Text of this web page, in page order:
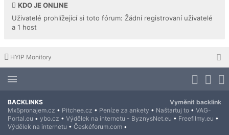
KDO JE ONLINE
Uživatelé prohlížející si toto fórum: Žádní registrovaní uživatelé
a 1 host
HYIP Monitory
BACKLINKS
Vyměnit backlink
Mx5pronajem.cz • Pitchee.cz • Peníze za ankety • Naštartuj to • VAG-
Portal.eu • ybo.cz • Výdělek na internetu - ByznysNet.eu • Freefilmy.eu •
Výdělek na internetu • Českéforum.com •